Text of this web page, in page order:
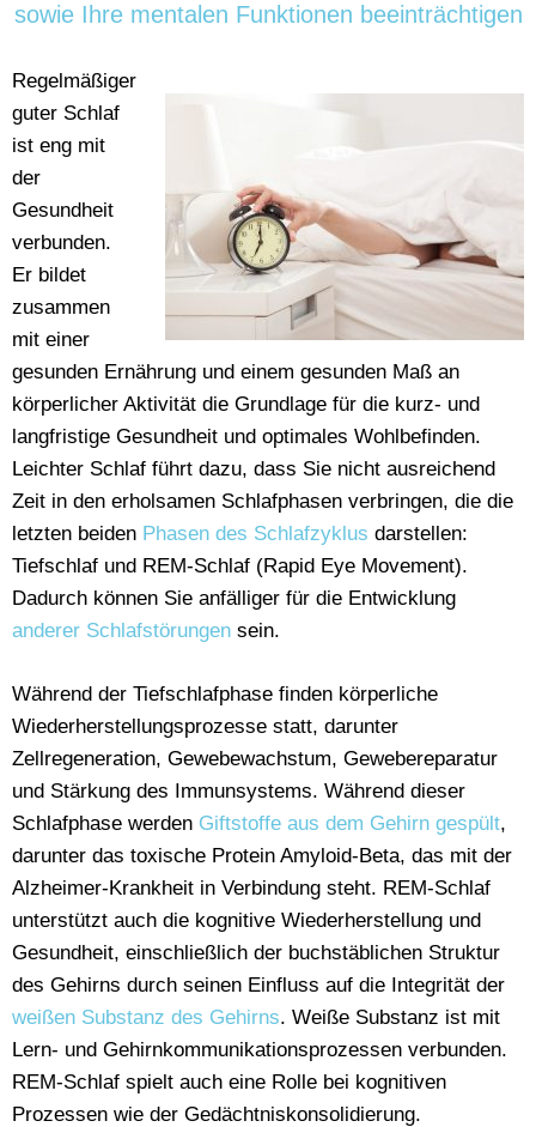
sowie Ihre mentalen Funktionen beeinträchtigen
Regelmäßiger
guter Schlaf
ist eng mit
der
Gesundheit
verbunden.
Er bildet
zusammen
mit einer
gesunden Ernährung und einem gesunden Maß an
körperlicher Aktivität die Grundlage für die kurz- und
langfristige Gesundheit und optimales Wohlbefinden.
Leichter Schlaf führt dazu, dass Sie nicht ausreichend
Zeit in den erholsamen Schlafphasen verbringen, die die
letzten beiden Phasen des Schlafzyklus darstellen:
Tiefschlaf und REM-Schlaf (Rapid Eye Movement).
Dadurch können Sie anfälliger für die Entwicklung
anderer Schlafstörungen sein.
Während der Tiefschlafphase finden körperliche
Wiederherstellungsprozesse statt, darunter
Zellregeneration, Gewebewachstum, Gewebereparatur
und Stärkung des Immunsystems. Während dieser
Schlafphase werden Giftstoffe aus dem Gehirn gespült,
darunter das toxische Protein Amyloid-Beta, das mit der
Alzheimer-Krankheit in Verbindung steht. REM-Schlaf
unterstützt auch die kognitive Wiederherstellung und
Gesundheit, einschließlich der buchstäblichen Struktur
des Gehirns durch seinen Einfluss auf die Integrität der
weißen Substanz des Gehirns. Weiße Substanz ist mit
Lern- und Gehirnkommunikationsprozessen verbunden.
REM-Schlaf spielt auch eine Rolle bei kognitiven
Prozessen wie der Gedächtniskonsolidierung.